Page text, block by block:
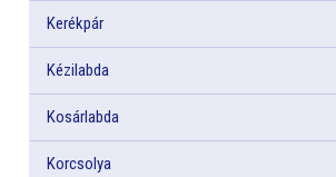
Kerékpár
Kézilabda
Kosárlabda
Korcsolya